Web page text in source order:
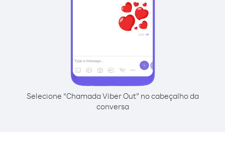
Selecione “Chamada Viber Out” no cabeçalho da
conversa